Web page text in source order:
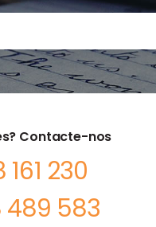
Contacte-nos
161 230
489 583